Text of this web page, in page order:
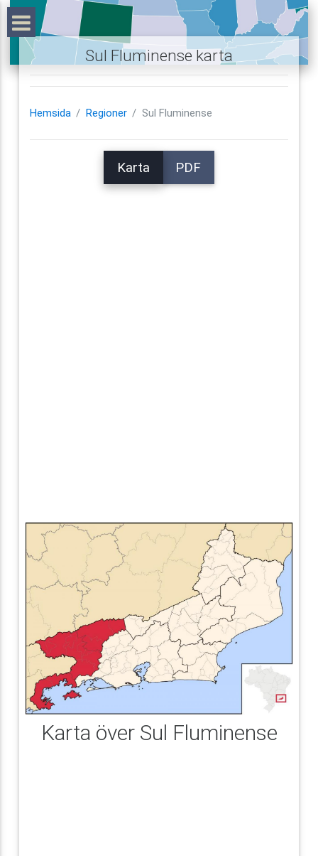
Sul Fluminense karta
Hemsida Regioner Sul Fluminense
Karta PDF
Karta över Sul Fluminense